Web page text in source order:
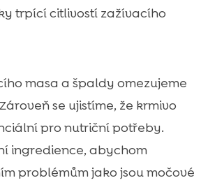
trpící citlivostí zažívacího
masa a špaldy omezujeme
se ujistíme, že krmivo
pro nutriční potřeby.
ingredience, abychom
problémům jako jsou močové